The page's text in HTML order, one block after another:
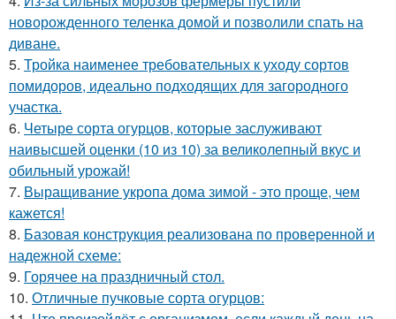
новорожденного теленка домой и позволили спать на
диване.
5. Тройка наименее требовательных к уходу сортов
помидоров, идеально подходящих для загородного
участка.
6. Четыре сорта огурцов, которые заслуживают
наивысшей оценки (10 из 10) за великолепный вкус и
обильный урожай!
7. Выращивание укропа дома зимой - это проще, чем
кажется!
8. Базовая конструкция реализована по проверенной и
надежной схеме:
9. Горячее на праздничный стол.
10. Отличные пучковые сорта огурцов: